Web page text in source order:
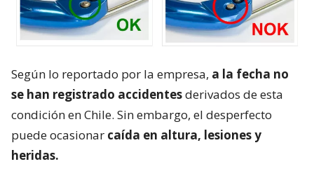
Según lo reportado por la empresa, a la fecha no
se han registrado accidentesderivados de esta
condición en Chile. Sin embargo, el desperfecto
puede ocasionar caída en altura, lesiones y
heridas.